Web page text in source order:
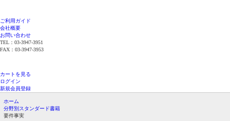
ご利用ガイド
会社概要
お問い合わせ
TEL：03-3947-3951
FAX：03-3947-3953
カートを見る
ログイン
新規会員登録
ホーム
分野別スタンダード書籍
要件事実